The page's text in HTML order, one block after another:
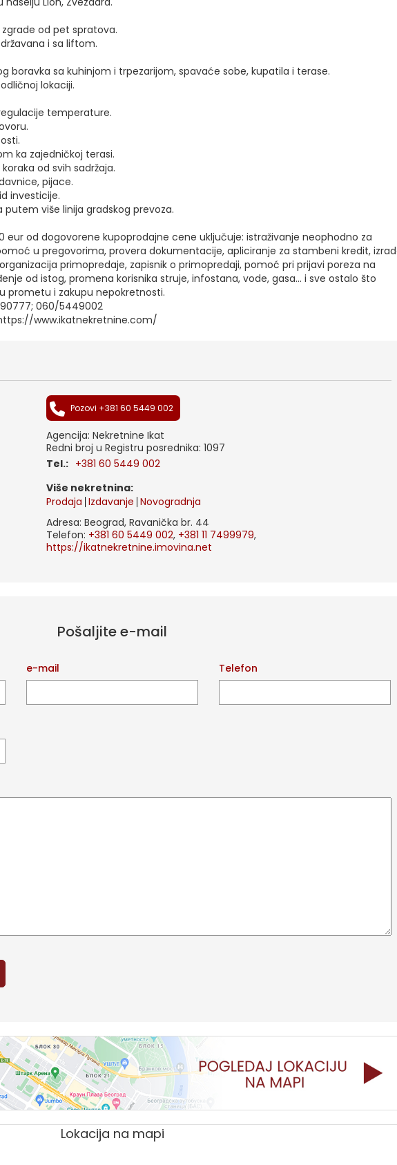
od pet spratova.
i sa liftom.
boravka sa kuhinjom i trpezarijom, spavaće sobe, kupatila i terase.
lokaciji.
temperature.
ka zajedničkoj terasi.
od svih sadržaja.
pijace.
investicije.
više linija gradskog prevoza.
eur od dogovorene kupoprodajne cene uključuje: istraživanje neophodno za
u pregovorima, provera dokumentacije, apliciranje za stambeni kredit,
primopredaje, zapisnik o primopredaji, pomoć pri prijavi poreza na
od istog, promena korisnika struje, infostana, vode, gasa... i sve ostalo što
prometu i zakupu nepokretnosti.
060/5449002
www.ikatnekretnine.com/
Pozovi +381 60 5449 002
Agencija: Nekretnine Ikat
Redni broj u Registru posrednika: 1097
tel.: +381 60 5449 002
Više nekretnina:
Prodaja Izdavanje Novogradnja
Adresa: Beograd, Ravanička br. 44
Telefon: +381 60 5449 002, +381 11 7499979,
https://ikatnekretnine.imovina.net
Pošaljite e-mail
e-mail Telefon
Lokacija na mapi